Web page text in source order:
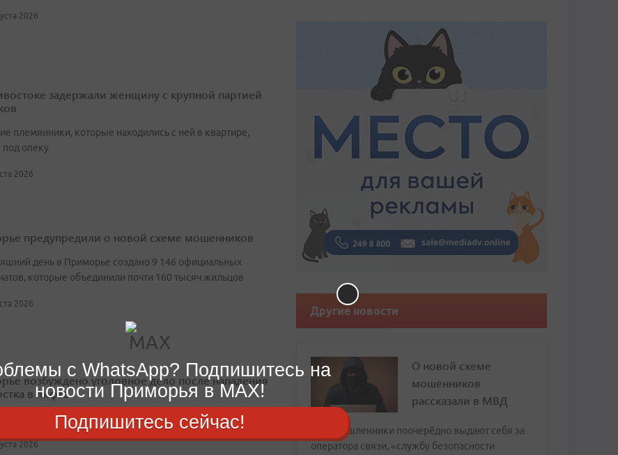
2026
задержали женщину с крупной партией
племянники, которые находились с ней в квартире,
опеку
2026
предупредили о новой схеме мошенников
день в Приморье создано 9 146 официальных
которые объединили почти 160 тысяч жильцов
2026
возбуждено уголовное дело после нападения
в лифте
школьнику были причинены телесные повреждения
2026
Другие новости
О новой схеме
мошенников
рассказали в МВД
Злоумышленники поочерёдно выдают себя за
оператора связи, «службу безопасности
с WhatsApp? Подпишитесь на
новости Приморья в MAX!
Подпишитесь сейчас!